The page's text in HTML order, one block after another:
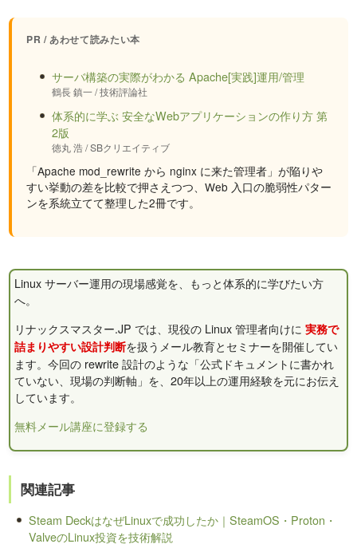
PR / あわせて読みたい本
サーバ構築の実際がわかる Apache[実践]運用/管理
鶴長 鎮一 / 技術評論社
体系的に学ぶ 安全なWebアプリケーションの作り方 第
2版
徳丸 浩 / SBクリエイティブ
「Apache mod_rewrite から nginx に来た管理者」が陥りや
すい挙動の差を比較で押さえつつ、Web 入口の脆弱性パター
ンを系統立てて整理した2冊です。
Linux サーバー運用の現場感覚を、もっと体系的に学びたい方
へ。
リナックスマスター.JP では、現役の Linux 管理者向けに実務で
詰まりやすい設計判断を扱うメール教育とセミナーを開催してい
ます。今回の rewrite 設計のような「公式ドキュメントに書かれ
ていない、現場の判断軸」を、20年以上の運用経験を元にお伝え
しています。
無料メール講座に登録する
関連記事
Steam DeckはなぜLinuxで成功したか｜SteamOS・Proton・
ValveのLinux投資を技術解説